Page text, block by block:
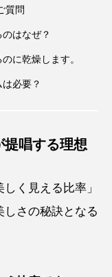
質問
はなぜ？
に乾燥します。
必要？
唱する理想
く見える比率」
しさの秘訣となる